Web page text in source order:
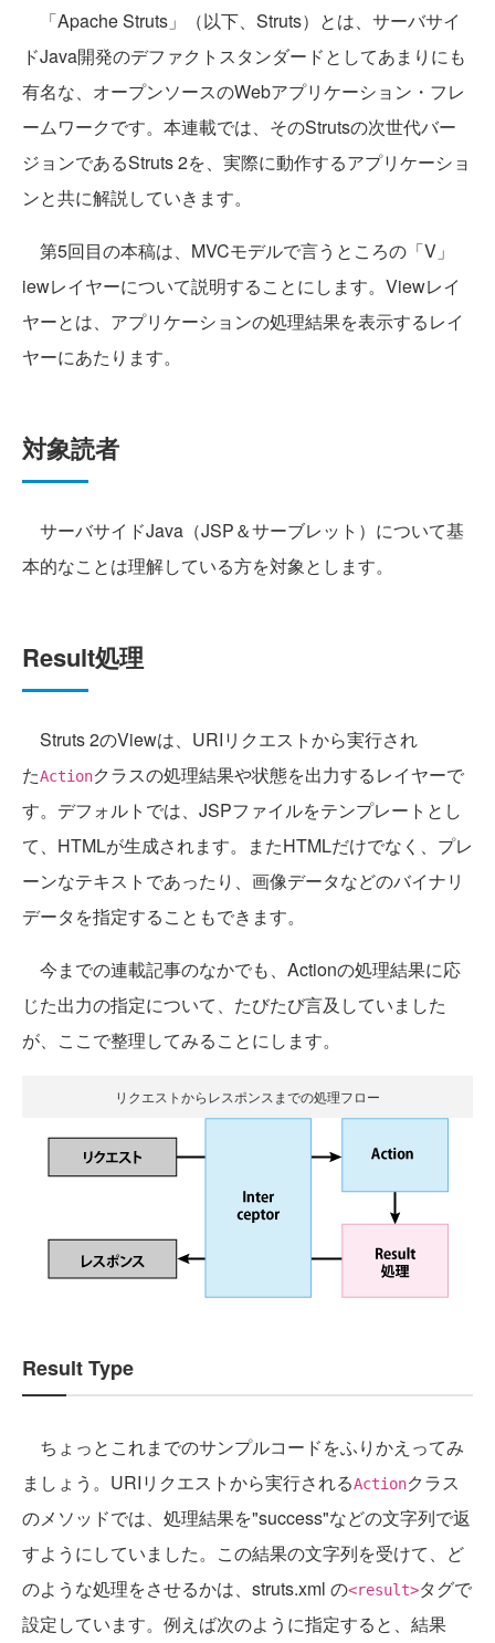
「Apache Struts」（以下、Struts）とは、サーバサイ
ドJava開発のデファクトスタンダードとしてあまりにも
有名な、オープンソースのWebアプリケーション・フレ
ームワークです。本連載では、そのStrutsの次世代バー
ジョンであるStruts 2を、実際に動作するアプリケーショ
ンと共に解説していきます。
第5回目の本稿は、MVCモデルで言うところの「V」
iewレイヤーについて説明することにします。Viewレイ
ヤーとは、アプリケーションの処理結果を表示するレイ
ヤーにあたります。
対象読者
サーバサイドJava（JSP＆サーブレット）について基
本的なことは理解している方を対象とします。
Result処理
Struts 2のViewは、URIリクエストから実行され
たActionクラスの処理結果や状態を出力するレイヤーで
す。デフォルトでは、JSPファイルをテンプレートとし
て、HTMLが生成されます。またHTMLだけでなく、プレ
ーンなテキストであったり、画像データなどのバイナリ
データを指定することもできます。
今までの連載記事のなかでも、Actionの処理結果に応
じた出力の指定について、たびたび言及していました
が、ここで整理してみることにします。
リクエストからレスポンスまでの処理フロー
Result Type
ちょっとこれまでのサンプルコードをふりかえってみ
ましょう。URIリクエストから実行されるActionクラス
のメソッドでは、処理結果を"success"などの文字列で返
すようにしていました。この結果の文字列を受けて、ど
のような処理をさせるかは、struts.xml の<result>タグで
設定しています。例えば次のように指定すると、結果